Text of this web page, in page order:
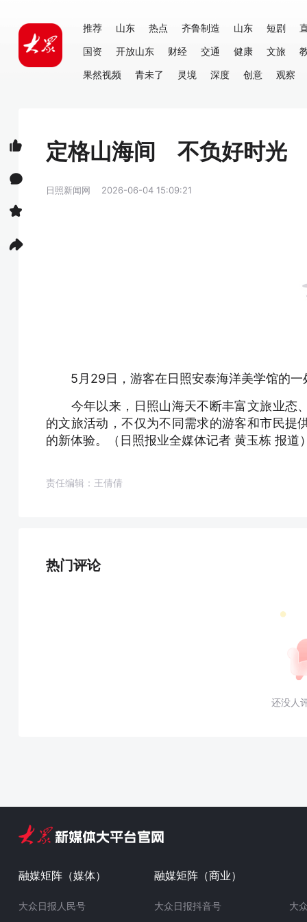
推荐 山东 热点 齐鲁制造 山东 短剧
国资
开放山东 财经 交通 健康 文旅
果然视频
青未了 灵境 深度 创意 观察
定格山海间 不负好时光
日照新闻网 2026-06-04 15:09:21
5月29日，游客在日照安泰海洋美学馆的一
今年以来，日照山海天不断丰富文旅业态
的文旅活动，不仅为不同需求的游客和市民提
的新体验。（日照报业全媒体记者 黄玉栋 报道
责任编辑：王倩倩
热门评论
还没人
融媒矩阵（媒体）
大众日报人民号
融媒矩阵（商业）
大众日报抖音号 大